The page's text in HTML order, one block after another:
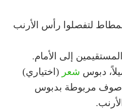
لتفصلوا رأس الأرنب
المستقيمين إلى الأمام.
دبوس شعر (اختياري)
صوف مربوطة بدبوس